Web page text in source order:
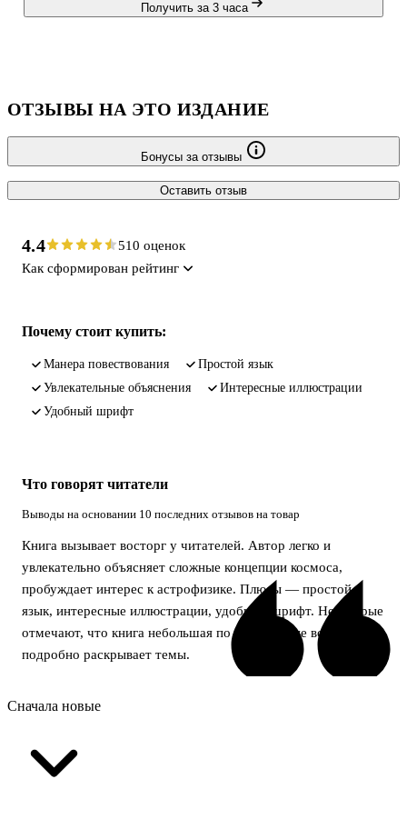
Получить за 3 часа
ОТЗЫВЫ НА ЭТО ИЗДАНИЕ
Бонусы за отзывы
Оставить отзыв
4.4
510 оценок
Как сформирован рейтинг
Почему стоит купить:
манера повествования
простой язык
увлекательные объяснения
интересные иллюстрации
удобный шрифт
Что говорят читатели
Выводы на основании 10 последних отзывов на товар
Книга вызывает восторг у читателей. Автор легко и
увлекательно объясняет сложные концепции космоса,
пробуждает интерес к астрофизике. Плюсы — простой
язык, интересные иллюстрации, удобный шрифт. Некоторые
отмечают, что книга небольшая по объёму и не всегда
подробно раскрывает темы.
Сначала новые